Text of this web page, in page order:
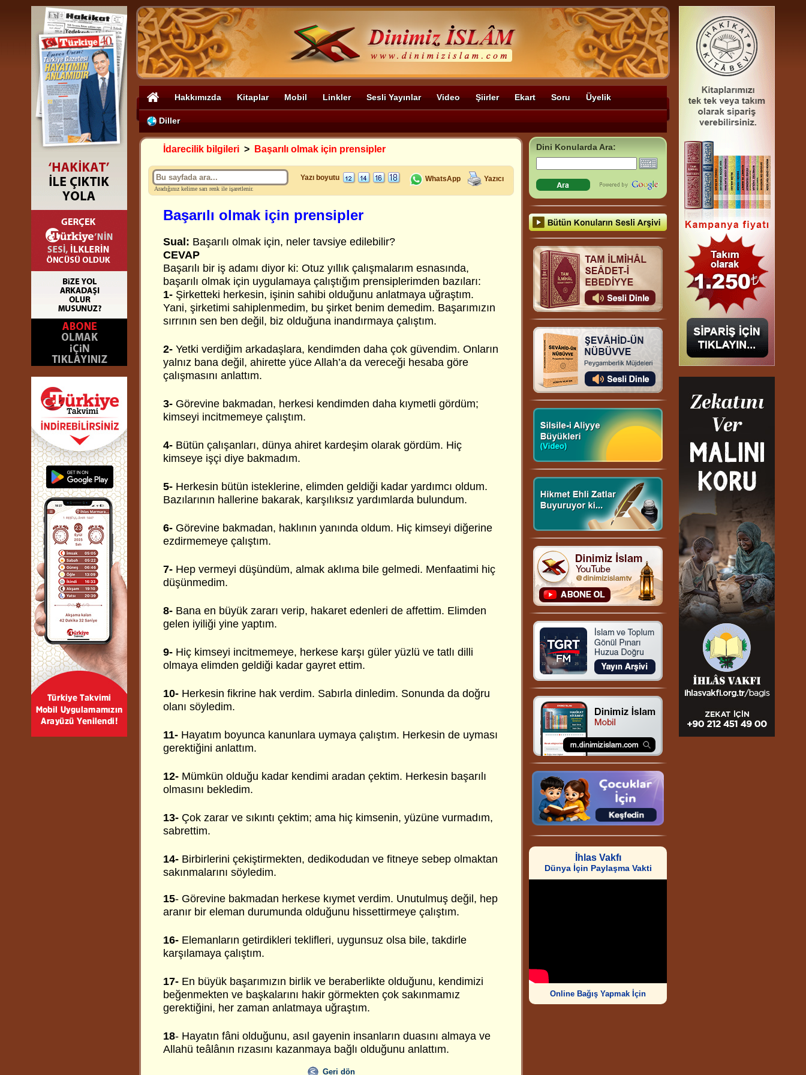
Hakkımızda Kitaplar Mobil Linkler Sesli Yayınlar Video Şiirler Ekart Soru Üyelik
Diller
İdarecilik bilgileri > Başarılı olmak için prensipler
Aradığınız kelime sarı renk ile işaretlenir.
Yazı boyutu WhatsApp Yazıcı
Başarılı olmak için prensipler
Sual: Başarılı olmak için, neler tavsiye edilebilir?
CEVAP
Başarılı bir iş adamı diyor ki: Otuz yıllık çalışmalarım esnasında,
başarılı olmak için uygulamaya çalıştığım prensiplerimden bazıları:
1- Şirketteki herkesin, işinin sahibi olduğunu anlatmaya uğraştım.
Yani, şirketimi sahiplenmedim, bu şirket benim demedim. Başarımızın
sırrının sen ben değil, biz olduğuna inandırmaya çalıştım.
2- Yetki verdiğim arkadaşlara, kendimden daha çok güvendim. Onların
yalnız bana değil, ahirette yüce Allah’a da vereceği hesaba göre
çalışmasını anlattım.
3- Görevine bakmadan, herkesi kendimden daha kıymetli gördüm;
kimseyi incitmemeye çalıştım.
4- Bütün çalışanları, dünya ahiret kardeşim olarak gördüm. Hiç
kimseye işçi diye bakmadım.
5- Herkesin bütün isteklerine, elimden geldiği kadar yardımcı oldum.
Bazılarının hallerine bakarak, karşılıksız yardımlarda bulundum.
6- Görevine bakmadan, haklının yanında oldum. Hiç kimseyi diğerine
ezdirmemeye çalıştım.
7- Hep vermeyi düşündüm, almak aklıma bile gelmedi. Menfaatimi hiç
düşünmedim.
8- Bana en büyük zararı verip, hakaret edenleri de affettim. Elimden
gelen iyiliği yine yaptım.
9- Hiç kimseyi incitmemeye, herkese karşı güler yüzlü ve tatlı dilli
olmaya elimden geldiği kadar gayret ettim.
10- Herkesin fikrine hak verdim. Sabırla dinledim. Sonunda da doğru
olanı söyledim.
11- Hayatım boyunca kanunlara uymaya çalıştım. Herkesin de uyması
gerektiğini anlattım.
12- Mümkün olduğu kadar kendimi aradan çektim. Herkesin başarılı
olmasını bekledim.
13- Çok zarar ve sıkıntı çektim; ama hiç kimsenin, yüzüne vurmadım,
sabrettim.
14- Birbirlerini çekiştirmekten, dedikodudan ve fitneye sebep olmaktan
sakınmalarını söyledim.
15- Görevine bakmadan herkese kıymet verdim. Unutulmuş değil, hep
aranır bir eleman durumunda olduğunu hissettirmeye çalıştım.
16- Elemanların getirdikleri teklifleri, uygunsuz olsa bile, takdirle
karşılamaya çalıştım.
17- En büyük başarımızın birlik ve beraberlikte olduğunu, kendimizi
beğenmekten ve başkalarını hakir görmekten çok sakınmamız
gerektiğini, her zaman anlatmaya uğraştım.
18- Hayatın fâni olduğunu, asıl gayenin insanların duasını almaya ve
Allahü teâlânın rızasını kazanmaya bağlı olduğunu anlattım.
Geri dön
Dini Konularda Ara:
İhlas Vakfı
Dünya İçin Paylaşma Vakti
Online Bağış Yapmak İçin